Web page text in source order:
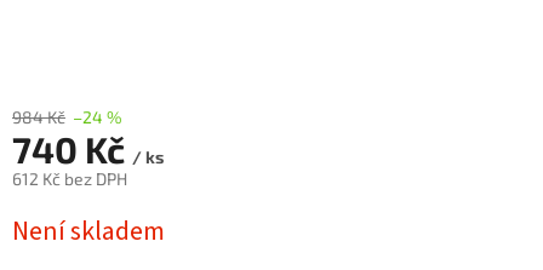
984 Kč –24 %
740 Kč / ks
612 Kč bez DPH
cena:
Není skladem